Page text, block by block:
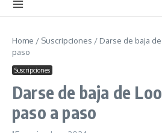
Home / Suscripciones / Darse de baja
paso
Suscripciones
Darse de baja de
paso a paso